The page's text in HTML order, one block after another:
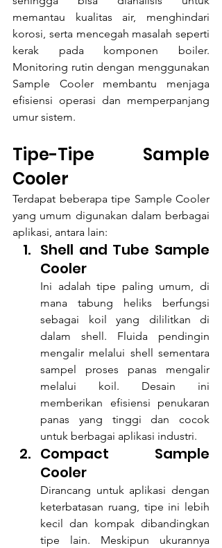
memantau kualitas air, menghindari
korosi, serta mencegah masalah seperti
kerak pada komponen boiler.
Monitoring rutin dengan menggunakan
Sample Cooler membantu menjaga
efisiensi operasi dan memperpanjang
umur sistem.
Tipe-Tipe Sample
Cooler
Terdapat beberapa tipe Sample Cooler
yang umum digunakan dalam berbagai
aplikasi, antara lain:
Shell and Tube Sample
Cooler
Ini adalah tipe paling umum, di
mana tabung heliks berfungsi
sebagai koil yang dililitkan di
dalam shell. Fluida pendingin
mengalir melalui shell sementara
sampel proses panas mengalir
melalui koil. Desain ini
memberikan efisiensi penukaran
panas yang tinggi dan cocok
untuk berbagai aplikasi industri.
Compact Sample
Cooler
Dirancang untuk aplikasi dengan
keterbatasan ruang, tipe ini lebih
kecil dan kompak dibandingkan
tipe lain. Meskipun ukurannya